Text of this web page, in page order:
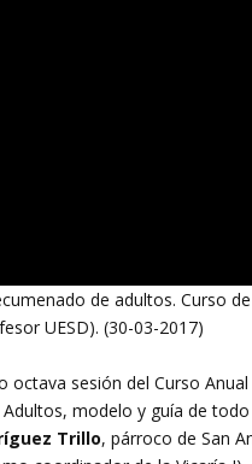
de adultos. Curso
UESD). (30-03-2017)
sesión del Curso
modelo y guía de
Trillo, párroco de San